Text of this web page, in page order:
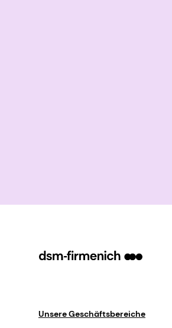
Unsere Geschäftsbereiche